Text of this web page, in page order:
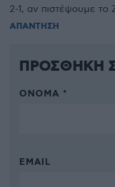
2-1, αν πιστέψουμε το
ΑΠΑΝΤΗΣΗ
ΠΡΟΣΘΗΚΗ
ΌΝΟΜΑ *
EMAIL